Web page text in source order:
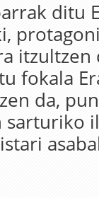
ditu
itzultzen
fokala
da,
sarturiko